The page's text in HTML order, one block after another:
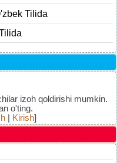
Tilida
izoh qoldirishi mumkin.
o'ting.
| Kirish]